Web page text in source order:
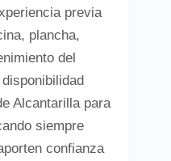
previa
plancha,
del
Alcantarilla para
siempre
confianza